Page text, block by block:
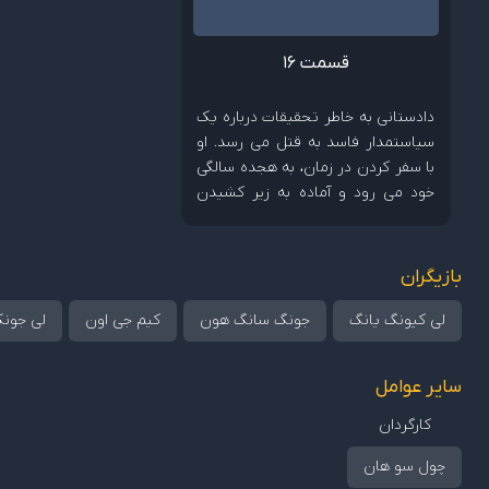
قسمت 16
دادستانی به خاطر تحقیقات درباره یک
سیاستمدار فاسد به قتل می رسد. او
با سفر کردن در زمان، به هجده سالگی
خود می رود و آماده به زیر کشیدن
بازیگران
لی کیونگ یانگ جونگ سانگ هون کیم جی اون لی
سایر عوامل
کارگردان
چول سو هان